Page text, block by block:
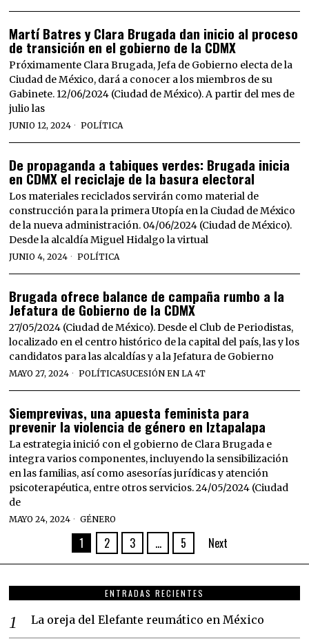
Martí Batres y Clara Brugada dan inicio al proceso
de transición en el gobierno de la CDMX
Próximamente Clara Brugada, Jefa de Gobierno electa de la
Ciudad de México, dará a conocer a los miembros de su
Gabinete. 12/06/2024 (Ciudad de México). A partir del mes de
julio las
JUNIO 12, 2024 POLÍTICA
De propaganda a tabiques verdes: Brugada inicia
en CDMX el reciclaje de la basura electoral
Los materiales reciclados servirán como material de
construcción para la primera Utopía en la Ciudad de México
de la nueva administración. 04/06/2024 (Ciudad de México).
Desde la alcaldía Miguel Hidalgo la virtual
JUNIO 4, 2024 POLÍTICA
Brugada ofrece balance de campaña rumbo a la
Jefatura de Gobierno de la CDMX
27/05/2024 (Ciudad de México). Desde el Club de Periodistas,
localizado en el centro histórico de la capital del país, las y los
candidatos para las alcaldías y a la Jefatura de Gobierno
MAYO 27, 2024 POLÍTICA·SUCESIÓN EN LA 4T
Siemprevivas, una apuesta feminista para
prevenir la violencia de género en Iztapalapa
La estrategia inició con el gobierno de Clara Brugada e
integra varios componentes, incluyendo la sensibilización
en las familias, así como asesorías jurídicas y atención
psicoterapéutica, entre otros servicios. 24/05/2024 (Ciudad
de
MAYO 24, 2024 GÉNERO
1 2 3 … 5 Next
ENTRADAS RECIENTES
La oreja del Elefante reumático en México